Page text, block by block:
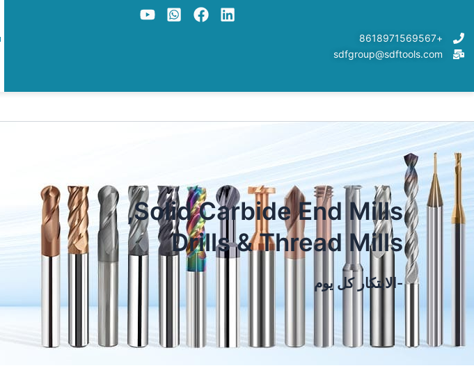
المحتوى+8618971569567
sdfgroup@sdftools.com
Solid Carbide End Mills,
Drills & Thread Mills
-الابتكار كل يوم